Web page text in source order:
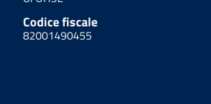
Codice fiscale
82001490455